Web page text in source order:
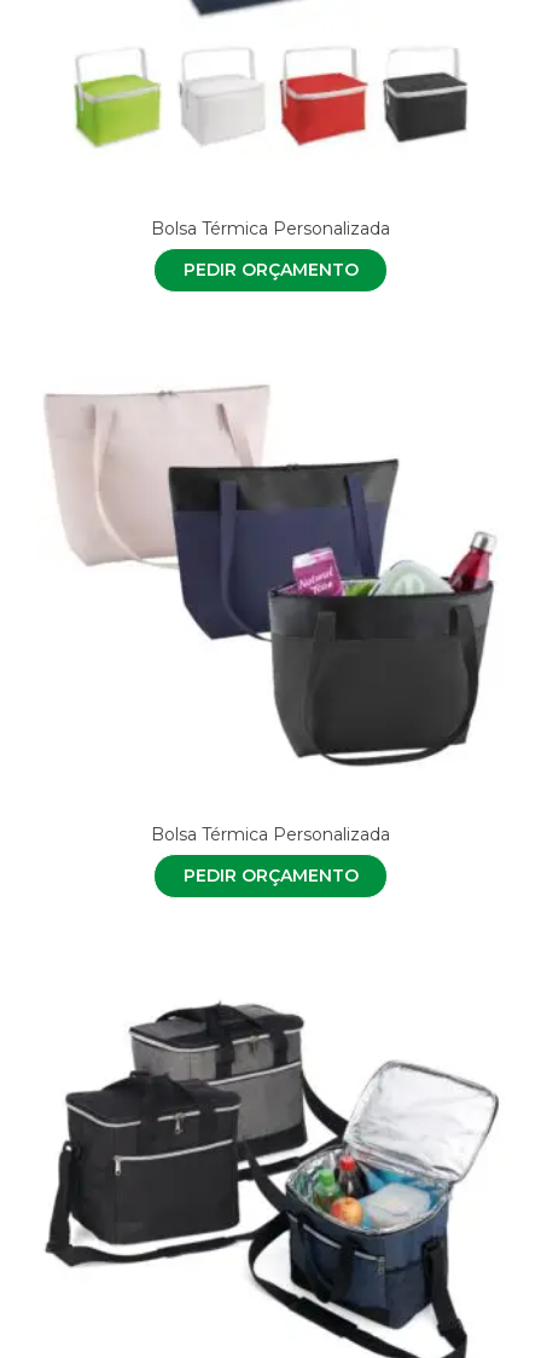
Bolsa Térmica Personalizada
PEDIR ORÇAMENTO
Bolsa Térmica Personalizada
PEDIR ORÇAMENTO